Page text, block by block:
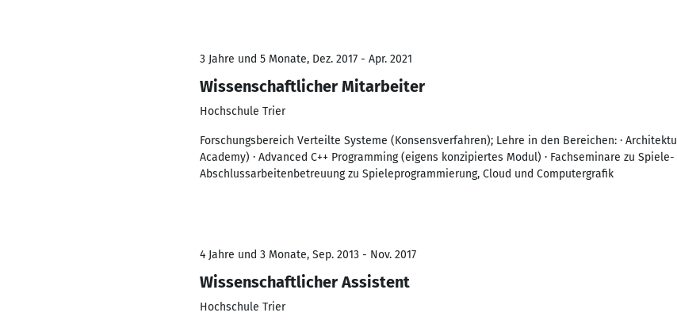
3 Jahre und 5 Monate, Dez. 2017 - Apr. 2021
Wissenschaftlicher Mitarbeiter
Hochschule Trier
Forschungsbereich Verteilte Systeme (Konsensverfahren); Lehre in den Bereichen: ·
Academy) · Advanced C++ Programming (eigens konzipiertes Modul) · Fachseminare zu
Abschlussarbeitenbetreuung zu Spieleprogrammierung, Cloud und Computergrafik
4 Jahre und 3 Monate, Sep. 2013 - Nov. 2017
Wissenschaftlicher Assistent
Hochschule Trier